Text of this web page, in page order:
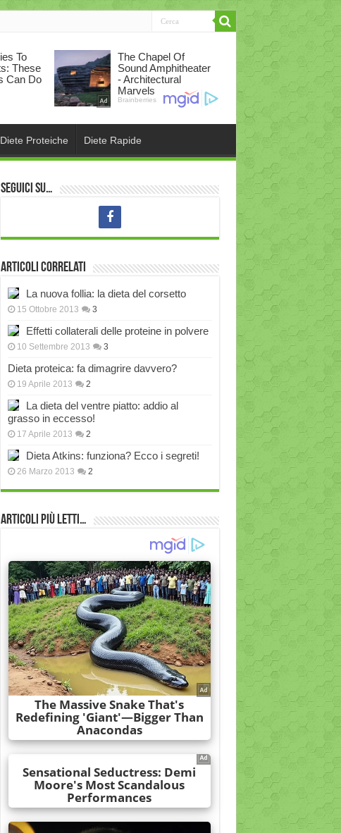
Diete Proteiche Diete Rapide
Seguici su…
Articoli correlati
La nuova follia: la dieta del corsetto
15 Ottobre 2013 3
Effetti collaterali delle proteine in polvere
10 Settembre 2013 3
Dieta proteica: fa dimagrire davvero?
19 Aprile 2013 2
La dieta del ventre piatto: addio al
grasso in eccesso!
17 Aprile 2013 2
Dieta Atkins: funziona? Ecco i segreti!
26 Marzo 2013 2
Articoli più Letti…